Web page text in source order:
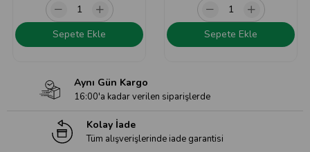
Sepete Ekle Sepete Ekle
Aynı Gün Kargo
16:00'a kadar verilen siparişlerde
Kolay İade
Tüm alışverişlerinde iade garantisi